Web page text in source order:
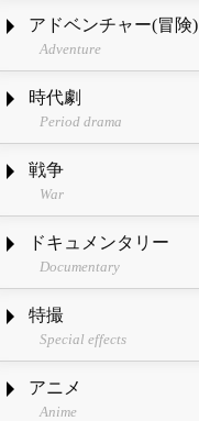
アドベンチャー(冒険)
Adventure
時代劇
Period drama
戦争
War
ドキュメンタリー
Documentary
特撮
Special effects
アニメ
Anime